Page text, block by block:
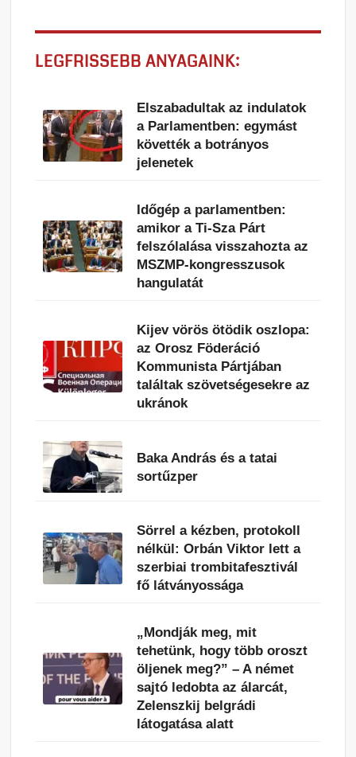
LEGFRISSEBB ANYAGAINK:
Elszabadultak az indulatok
a Parlamentben: egymást
követték a botrányos
jelenetek
Időgép a parlamentben:
amikor a Ti-Sza Párt
felszólalása visszahozta az
MSZMP-kongresszusok
hangulatát
Kijev vörös ötödik oszlopa:
az Orosz Föderáció
Kommunista Pártjában
találtak szövetségesekre az
ukránok
Baka András és a tatai
sortűzper
Sörrel a kézben, protokoll
nélkül: Orbán Viktor lett a
szerbiai trombitafesztivál
fő látványossága
„Mondják meg, mit
tehetünk, hogy több oroszt
öljenek meg?” – A német
sajtó ledobta az álarcát,
Zelenszkij belgrádi
látogatása alatt